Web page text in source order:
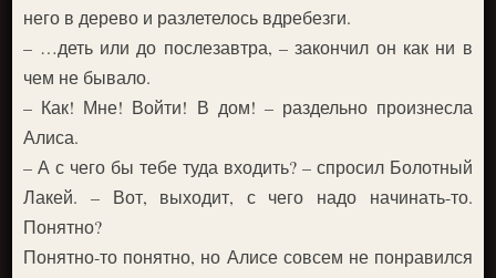
него в дерево и разлетелось вдребезги.
– …деть или до послезавтра, – закончил он как ни в
чем не бывало.
– Как! Мне! Войти! В дом! – раздельно произнесла
Алиса.
– А с чего бы тебе туда входить? – спросил Болотный
Лакей. – Вот, выходит, с чего надо начинать-то.
Понятно?
Понятно-то понятно, но Алисе совсем не понравился